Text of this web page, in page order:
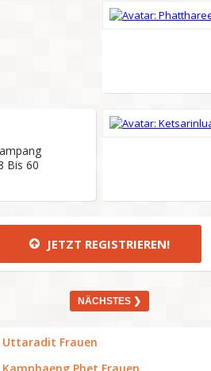
Bis 60
JETZT REGISTRIEREN!
NÄCHSTES ❯
Uttaradit Frauen